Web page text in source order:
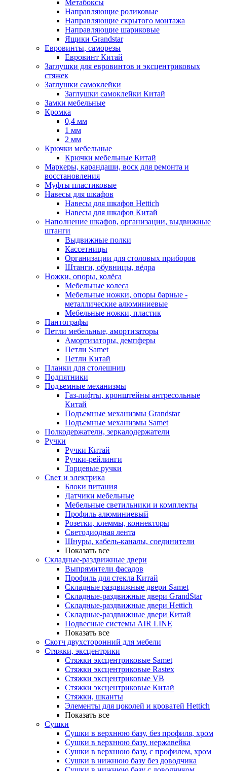
Метабоксы
Направляющие роликовые
Направляющие скрытого монтажа
Направляющие шариковые
Ящики Grandstar
Евровинты, саморезы
Евровинт Китай
Заглушки для евровинтов и эксцентриковых
стяжек
Заглушки самоклейки
Заглушки самоклейки Китай
Замки мебельные
Кромка
0,4 мм
1 мм
2 мм
Крючки мебельные
Крючки мебельные Китай
Маркеры, карандаши, воск для ремонта и
восстановления
Муфты пластиковые
Навесы для шкафов
Навесы для шкафов Hettich
Навесы для шкафов Китай
Наполнение шкафов, организации, выдвижные
штанги
Выдвижные полки
Кассетницы
Организации для столовых приборов
Штанги, обувницы, вёдра
Ножки, опоры, колёса
Мебельные колеса
Мебельные ножки, опоры барные -
металлические алюминиевые
Мебельные ножки, пластик
Пантографы
Петли мебельные, амортизаторы
Амортизаторы, демпферы
Петли Samet
Петли Китай
Планки для столешниц
Подпятники
Подъемные механизмы
Газ-лифты, кронштейны антресольные
Китай
Подъемные механизмы Grandstar
Подъемные механизмы Samet
Полкодержатели, зеркалодержатели
Ручки
Ручки Китай
Ручки-рейлинги
Торцевые ручки
Свет и электрика
Блоки питания
Датчики мебельные
Мебельные светильники и комплекты
Профиль алюминиевый
Розетки, клеммы, коннекторы
Светодиодная лента
Шнуры, кабель-каналы, соединители
Показать все
Складные-раздвижные двери
Выпрямители фасадов
Профиль для стекла Китай
Складные раздвижные двери Samet
Складные-раздвижные двери GrandStar
Складные-раздвижные двери Hettich
Складные-раздвижные двери Китай
Подвесные системы AIR LINE
Показать все
Скотч двухсторонний для мебели
Стяжки, эксцентрики
Cтяжки эксцентриковые Samet
Стяжки эксцентриковые Rastex
Стяжки эксцентриковые VB
Стяжки эксцентриковые Китай
Стяжки, шканты
Элементы для цоколей и кроватей Hettich
Показать все
Сушки
Сушки в верхнюю базу, без профиля, хром
Сушки в верхнюю базу, нержавейка
Сушки в верхнюю базу, с профилем, хром
Сушки в нижнюю базу без доводчика